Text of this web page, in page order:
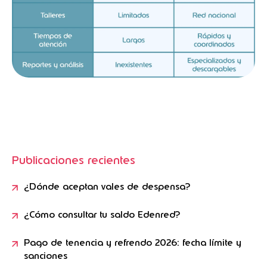
Publicaciones recientes
¿Dónde aceptan vales de despensa?
¿Cómo consultar tu saldo Edenred?
Pago de tenencia y refrendo 2026: fecha límite y
sanciones